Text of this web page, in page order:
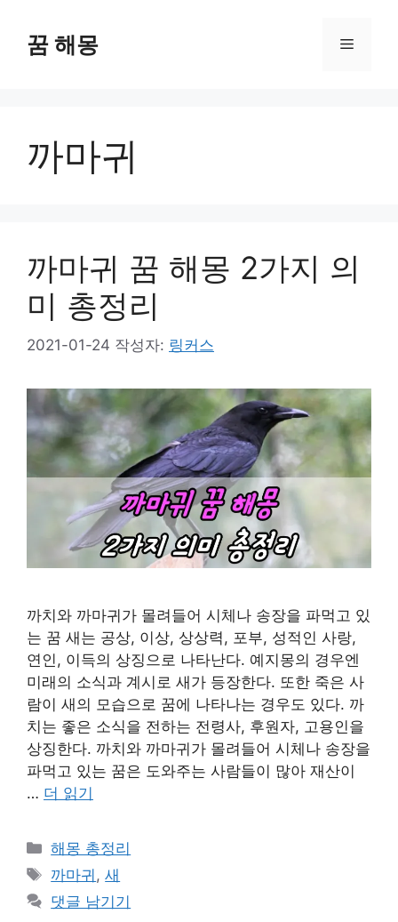
꿈 해몽 메
까마귀
까마귀 꿈 해몽 2가지 의
미 총정리
2021-01-24 작성자: 링커스
까치와 까마귀가 몰려들어 시체나 송장을 파먹고 있
는 꿈 새는 공상, 이상, 상상력, 포부, 성적인 사랑,
연인, 이득의 상징으로 나타난다. 예지몽의 경우엔
미래의 소식과 계시로 새가 등장한다. 또한 죽은 사
람이 새의 모습으로 꿈에 나타나는 경우도 있다. 까
치는 좋은 소식을 전하는 전령사, 후원자, 고용인을
상징한다. 까치와 까마귀가 몰려들어 시체나 송장을
파먹고 있는 꿈은 도와주는 사람들이 많아 재산이
… 더 읽기
카
테
리
해몽 총정리
태
그
까마귀 ,새
댓글 남기기